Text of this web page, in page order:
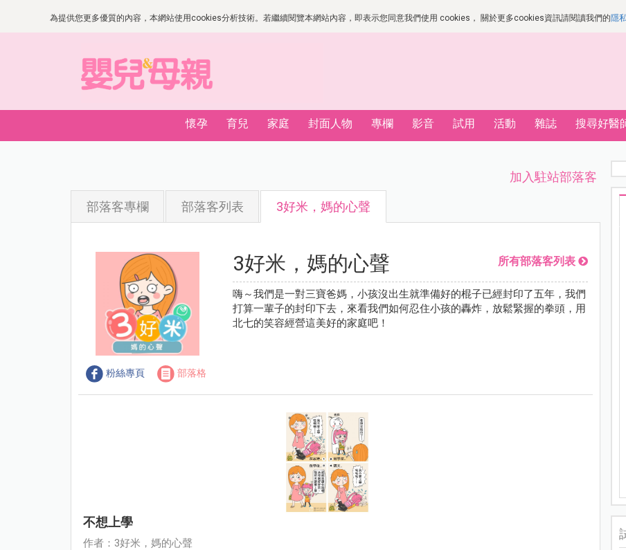
為提供您更多優質的內容，本網站使用cookies分析技術。若繼續閱覽本網站內容，即表示您同意我們使用 cookies， 關於更多cookies資訊請閱讀我們的隱
懷孕 育兒 家庭 封面人物 專欄 影音 試用 活動 雜誌 搜尋好醫
加入駐站部落客
部落客專欄 部落客列表 3好米，媽的心聲
粉絲專頁 部落格
3好米，媽的心聲 所有部落客列表
嗨～我們是一對三寶爸媽，小孩沒出生就準備好的棍子已經封印了五年，我們
打算一輩子的封印下去，來看我們如何忍住小孩的轟炸，放鬆緊握的拳頭，用
北七的笑容經營這美好的家庭吧！
不想上學
作者：3好米，媽的心聲